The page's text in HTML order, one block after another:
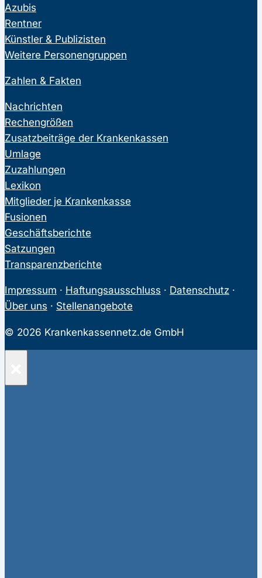
Azubis
Rentner
Künstler & Publizisten
Weitere Personengruppen
Zahlen & Fakten
Nachrichten
Rechengrößen
Zusatzbeiträge der Krankenkassen
Umlage
Zuzahlungen
Lexikon
Mitglieder je Krankenkasse
Fusionen
Geschäftsberichte
Satzungen
Transparenzberichte
Impressum · Haftungsausschluss · Datenschutz ·
Über uns · Stellenangebote
© 2026 Krankenkassennetz.de GmbH